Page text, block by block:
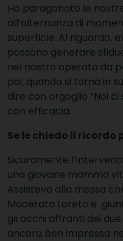
Ho paragonato le
all’alternanza di
superficie. Al riguardo,
possono generare
nel nostro operato da
poi, quando si torna in
dire con orgoglio “Noi
con efficacia.
Se le chiedo il ricordo
Sicuramente
una giovane mamma
Assistevo alla messa
Macerata Loreto e
gli occhi affranti dei
ancora ben impresso